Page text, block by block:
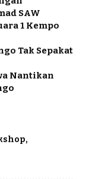
SAW
1 Kempo
Tak Sepakat
Nantikan